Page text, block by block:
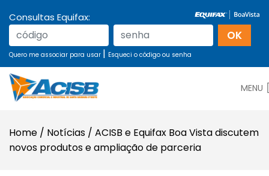
Consultas Equifax:
Quero me associar para usar | Esqueci o código ou senha
MENU
Home / Notícias / ACISB e Equifax Boa Vista discutem
novos produtos e ampliação de parceria